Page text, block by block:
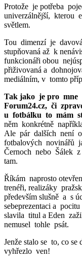
Protože je potřeba
univerzálnější, kterou
světlem.
Tou dimenzí je
stupňovaná až k
funkcionáři obou
přiživovaná a
mediálním, v tomto
Tak jako je pro mne
Forum24.cz, či
u fotbálku to mám
něm konkrétně
Ale pár dalších není
fotbalových novinářů
Černoch nebo Šálek
tam.
Říkám naprosto
trenéři, realizáky
především slušně a s
sebeprezentaci a
slavila titul a Eden
nemusel tohle psát.
Jenže stalo se to, co
vyhřezlo ven!